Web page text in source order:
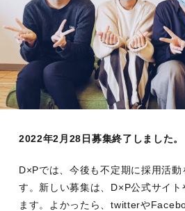
2022年2月28日募集終了しました。
D×Pでは、今後も不定期に採用活
す。新しい募集は、D×P公式サイト
ます。よかったら、twitterや